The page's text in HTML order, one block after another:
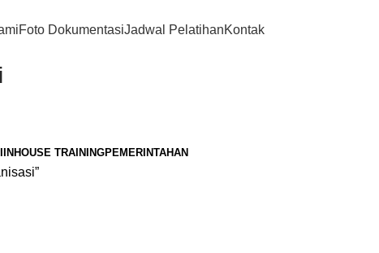
Foto DokumentasiJadwal PelatihanKontak
INHOUSE TRAININGPEMERINTAHAN